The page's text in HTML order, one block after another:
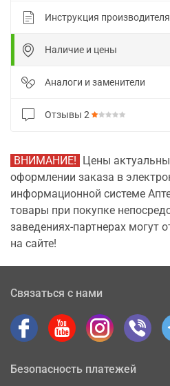
Инструкция производителя
Наличие и цены
Аналоги и заменители
Отзывы 2
ВНИМАНИЕ! Цены
оформлении заказа в
информационной системе
товары при покупке
заведениях-партнерах могут
на сайте!
Связаться с нами
Безопасность платежей